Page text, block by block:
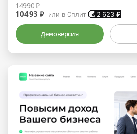
14990 ₽
10493 ₽ или в Сплит 2 623 ₽
Демоверсия